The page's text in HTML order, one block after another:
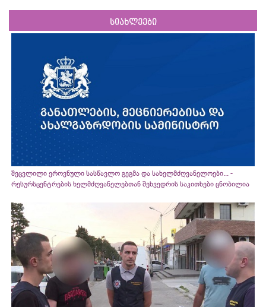
სიახლეები
შეცვლილი ეროვნული სასწავლო გეგმა და სახელმძღვანელოები... -
რესურსცენტრების ხელმძღვანელებთან შეხვედრის საკითხები ცნობილია